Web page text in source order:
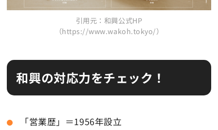
引用元：和興公式HP
（https://www.wakoh.tokyo/）
和興の対応力をチェック！
「営業歴」＝1956年設立